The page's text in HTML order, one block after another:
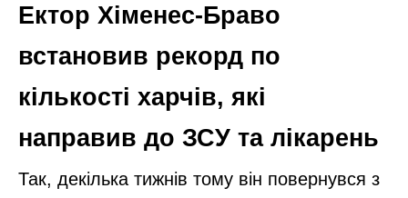
Ектор Хіменес-Браво
встановив рекорд по
кількості харчів, які
направив до ЗСУ та лікарень
Так, декілька тижнів тому він повернувся з